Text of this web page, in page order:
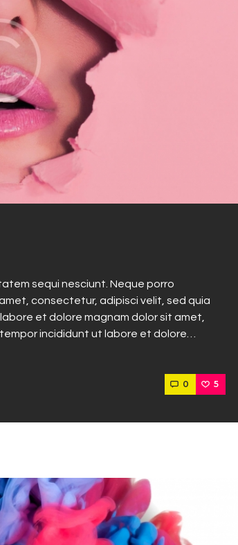
sequi nesciunt. Neque porro
consectetur, adipisci velit, sed quia
et dolore magnam dolor sit amet,
incididunt ut labore et dolore…
0 5